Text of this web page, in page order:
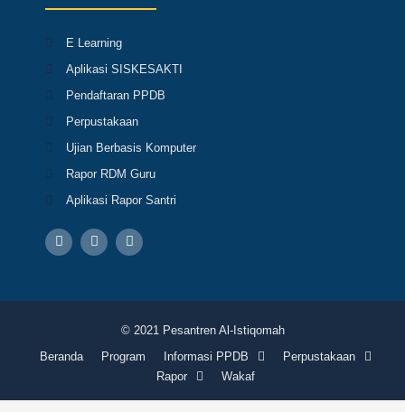
E Learning
Aplikasi SISKESAKTI
Pendaftaran PPDB
Perpustakaan
Ujian Berbasis Komputer
Rapor RDM Guru
Aplikasi Rapor Santri
F
a
c
o
I
n
s
g
Y
o
u
b
© 2021 Pesantren Al-Istiqomah
Beranda
Program Informasi PPDB
Perpustakaan
Rapor
Wakaf